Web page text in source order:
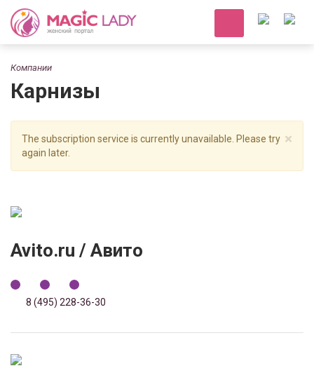
Компании
Карнизы
×
The subscription service is currently unavailable. Please try
again later.
Avito.ru / Авито
8 (495) 228-36-30